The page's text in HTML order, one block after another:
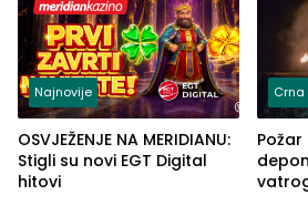
Najnovije
OSVJEŽENJE NA MERIDIANU:
Stigli su novi EGT Digital
hitovi
Crna